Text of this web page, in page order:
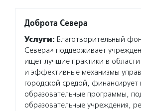
Доброта Севера
Услуги: Благотворительный
Севера» поддерживает
ищет лучшие практики в
и эффективные механизмы
городской средой,
образовательные программы,
образовательные учреждения,